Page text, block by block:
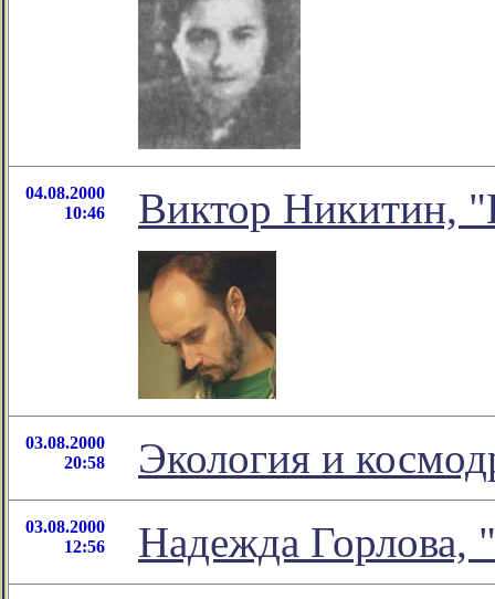
04.08.2000
10:46
Виктор Никитин,
03.08.2000
20:58
Экология и
03.08.2000
12:56
Надежда Горлова,